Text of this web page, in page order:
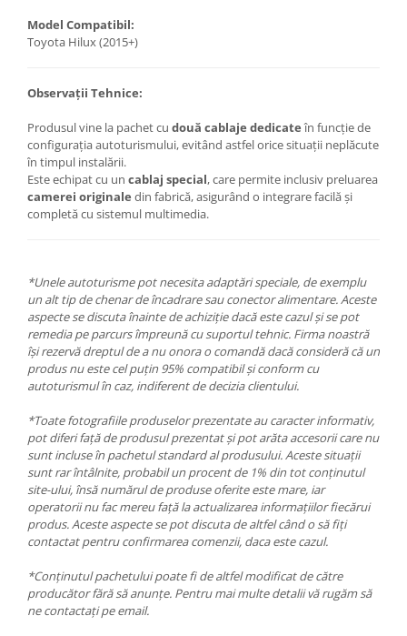
Model Compatibil:
Toyota Hilux (2015+)
Observații Tehnice:
Produsul vine la pachet cu două cablaje dedicateîn funcție de
configurația autoturismului, evitând astfel orice situații neplăcute
în timpul instalării.
Este echipat cu un cablaj special, care permite inclusiv preluarea
camerei originale din fabrică, asigurând o integrare facilă și
completă cu sistemul multimedia.
*Unele autoturisme pot necesita adaptări speciale, de exemplu
un alt tip de chenar de încadrare sau conector alimentare. Aceste
aspecte se discuta înainte de achiziție dacă este cazul și se pot
remedia pe parcurs împreună cu suportul tehnic. Firma noastră
își rezervă dreptul de a nu onora o comandă dacă consideră că un
produs nu este cel puțin 95% compatibil și conform cu
autoturismul în caz, indiferent de decizia clientului.
*Toate fotografiile produselor prezentate au caracter informativ,
pot diferi față de produsul prezentat și pot arăta accesorii care nu
sunt incluse în pachetul standard al produsului. Aceste situații
sunt rar întâlnite, probabil un procent de 1% din tot conținutul
site-ului, însă numărul de produse oferite este mare, iar
operatorii nu fac mereu față la actualizarea informațiilor fiecărui
produs. Aceste aspecte se pot discuta de altfel când o să fiți
contactat pentru confirmarea comenzii, daca este cazul.
*Conținutul pachetului poate fi de altfel modificat de către
producător fără să anunțe. Pentru mai multe detalii vă rugăm să
ne contactați pe email.